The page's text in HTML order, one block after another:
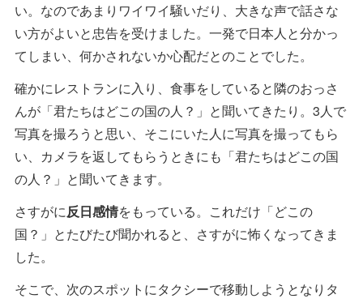
い。なのであまりワイワイ騒いだり、大きな声で話さな
い方がよいと忠告を受けました。一発で日本人と分かっ
てしまい、何かされないか心配だとのことでした。
確かにレストランに入り、食事をしていると隣のおっさ
んが「君たちはどこの国の人？」と聞いてきたり。3人で
写真を撮ろうと思い、そこにいた人に写真を撮ってもら
い、カメラを返してもらうときにも「君たちはどこの国
の人？」と聞いてきます。
さすがに反日感情をもっている。これだけ「どこの
国？」とたびたび聞かれると、さすがに怖くなってきま
した。
そこで、次のスポットにタクシーで移動しようとなりタ